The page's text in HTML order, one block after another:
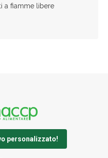
a fiamme libere
personalizzato!